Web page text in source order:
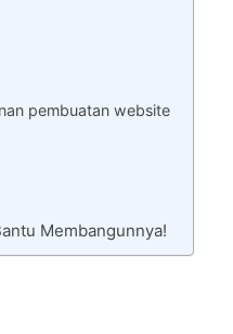
pembuatan website
Membangunnya!